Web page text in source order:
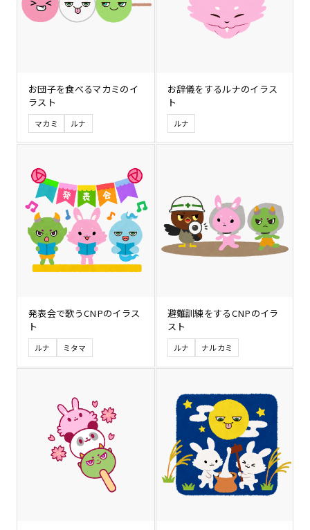
お団子を食べるマカミのイ
ラスト
マカミ ルナ
お辞儀をするルナのイラス
ト
ルナ
発表会で歌うCNPのイラス
ト
ルナ ミタマ
避難訓練をするCNPのイラ
スト
ルナ ナルカミ